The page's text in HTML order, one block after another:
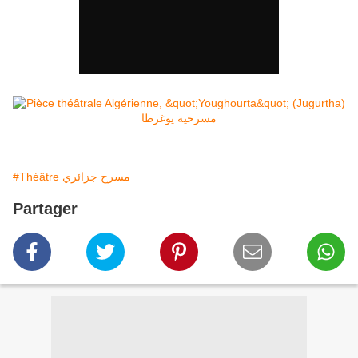
#Théâtre مسرح جزائري
Partager